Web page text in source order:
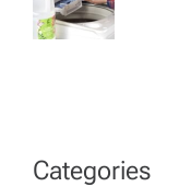
Categories